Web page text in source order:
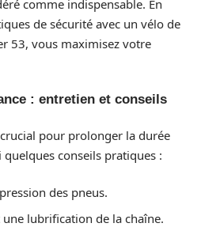
comme indispensable. En
de sécurité avec un vélo de
53, vous maximisez votre
: entretien et conseils
pour prolonger la durée
conseils pratiques :
des pneus.
lubrification de la chaîne.